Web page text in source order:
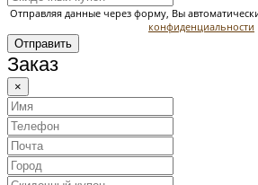
Отправляя данные через форму, Вы
конфиденциальности
Отправить
Заказ
×